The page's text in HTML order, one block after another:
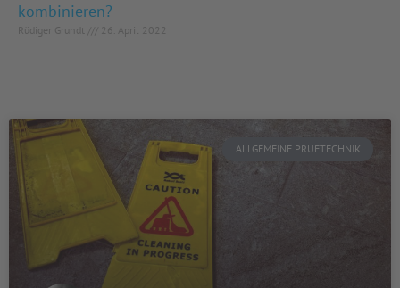
kombinieren?
Rüdiger Grundt 26. April 2022
ALLGEMEINE PRÜFTECHNIK